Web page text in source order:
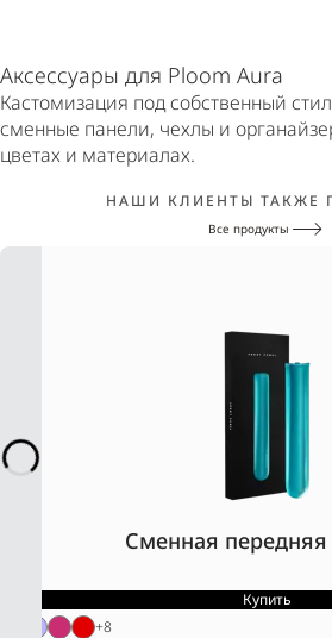
Аксессуары для Ploom Aura
Кастомизация под собственный
сменные панели, чехлы и
цветах и материалах.
НАШИ КЛИЕНТЫ ТАКЖЕ
Все продукты
Сменная передняя
Купить
+8